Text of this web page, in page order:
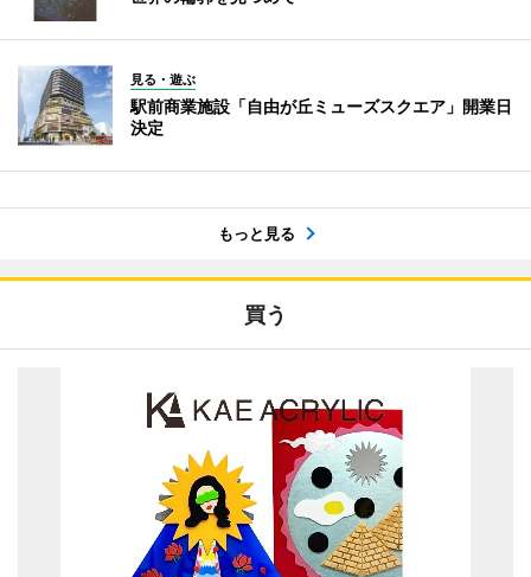
見る・遊ぶ
駅前商業施設「自由が丘ミューズスクエア」開業日
決定
もっと見る
買う